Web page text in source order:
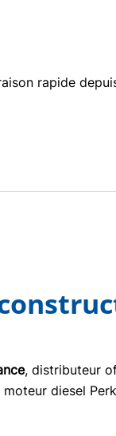
rapide
, distributeur
diesel